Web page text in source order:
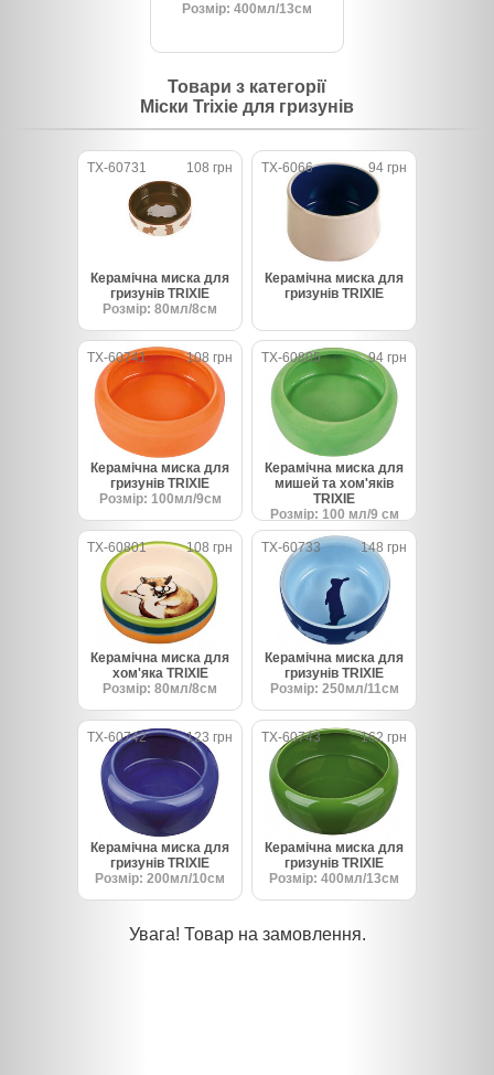
Розмір: 400мл/13см
Товари з категорії
Міски Trixie для гризунів
TX-60731 108 грн
Керамічна миска для
гризунів TRIXIE
Розмір: 80мл/8см
TX-6066 94 грн
Керамічна миска для
гризунів TRIXIE
TX-60741 108 грн
Керамічна миска для
гризунів TRIXIE
Розмір: 100мл/9см
TX-60805 94 грн
Керамічна миска для
мишей та хом'яків
TRIXIE
Розмір: 100 мл/9 см
TX-60801 108 грн
Керамічна миска для
хом'яка TRIXIE
Розмір: 80мл/8см
TX-60733 148 грн
Керамічна миска для
гризунів TRIXIE
Розмір: 250мл/11см
TX-60742 123 грн
Керамічна миска для
гризунів TRIXIE
Розмір: 200мл/10см
TX-60743 162 грн
Керамічна миска для
гризунів TRIXIE
Розмір: 400мл/13см
Увага! Товар на замовлення.